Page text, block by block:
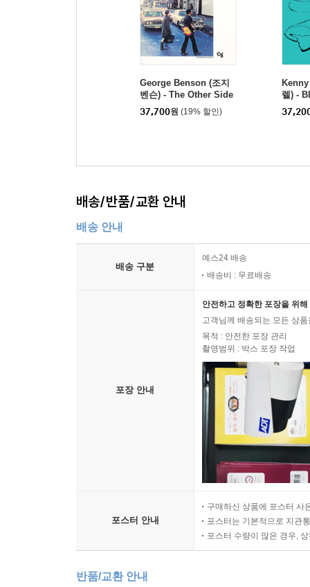
George Benson (조지
벤슨) - The Other Side
Of Abbey Road [투명 화
이트 컬러 LP]
37,700원 (19% 할인)
렐) -
e 1
배송/반품/교환 안내
배송 안내
배송 구분
예스24 배송
배송비 : 무료배송
포장 안내
안전하고 정확한 포장을 위
고객님께 배송되는 모든 상
목적 : 안전한 포장 관리
촬영범위 : 박스 포장 작업
포스터 안내
구매하신 상품에 포스터 사
포스터는 기본적으로 지관
포스터 수량이 많은 경우,
반품/교환 안내